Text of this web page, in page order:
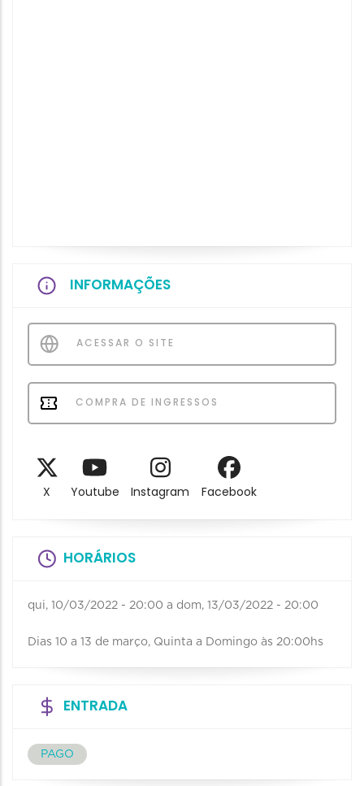
INFORMAÇÕES
ACESSAR O SITE
COMPRA DE INGRESSOS
X Youtube Instagram Facebook
HORÁRIOS
qui, 10/03/2022 - 20:00 a dom, 13/03/2022 - 20:00
Dias 10 a 13 de março, Quinta a Domingo às 20:00hs
ENTRADA
PAGO